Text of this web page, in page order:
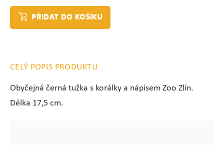
PŘIDAT DO KOŠÍKU
CELÝ POPIS PRODUKTU
Obyčejná černá tužka s korálky a nápisem Zoo Zlín.
Délka 17,5 cm.